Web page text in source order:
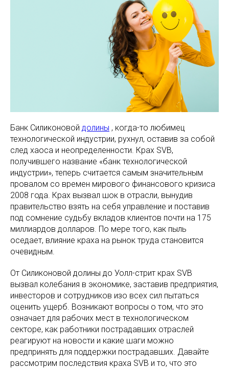
Банк Силиконовой долины , когда-то любимец
технологической индустрии, рухнул, оставив за собой
след хаоса и неопределенности. Крах SVB,
получившего название «банк технологической
индустрии», теперь считается самым значительным
провалом со времен мирового финансового кризиса
2008 года. Крах вызвал шок в отрасли, вынудив
правительство взять на себя управление и поставив
под сомнение судьбу вкладов клиентов почти на 175
миллиардов долларов. По мере того, как пыль
оседает, влияние краха на рынок труда становится
очевидным.
От Силиконовой долины до Уолл-стрит крах SVB
вызвал колебания в экономике, заставив предприятия,
инвесторов и сотрудников изо всех сил пытаться
оценить ущерб. Возникают вопросы о том, что это
означает для рабочих мест в технологическом
секторе, как работники пострадавших отраслей
реагируют на новости и какие шаги можно
предпринять для поддержки пострадавших. Давайте
рассмотрим последствия краха SVB и то, что это